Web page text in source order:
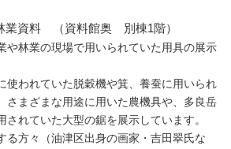
資料 （資料館奥 別棟1階）
林業の現場で用いられていた用具の展示
われていた脱穀機や箕、養蚕に用いられ
さまざまな用途に用いた農機具や、多良岳
されていた大型の鋸を展示しています。
方々（油津区出身の画家・吉田翠氏な